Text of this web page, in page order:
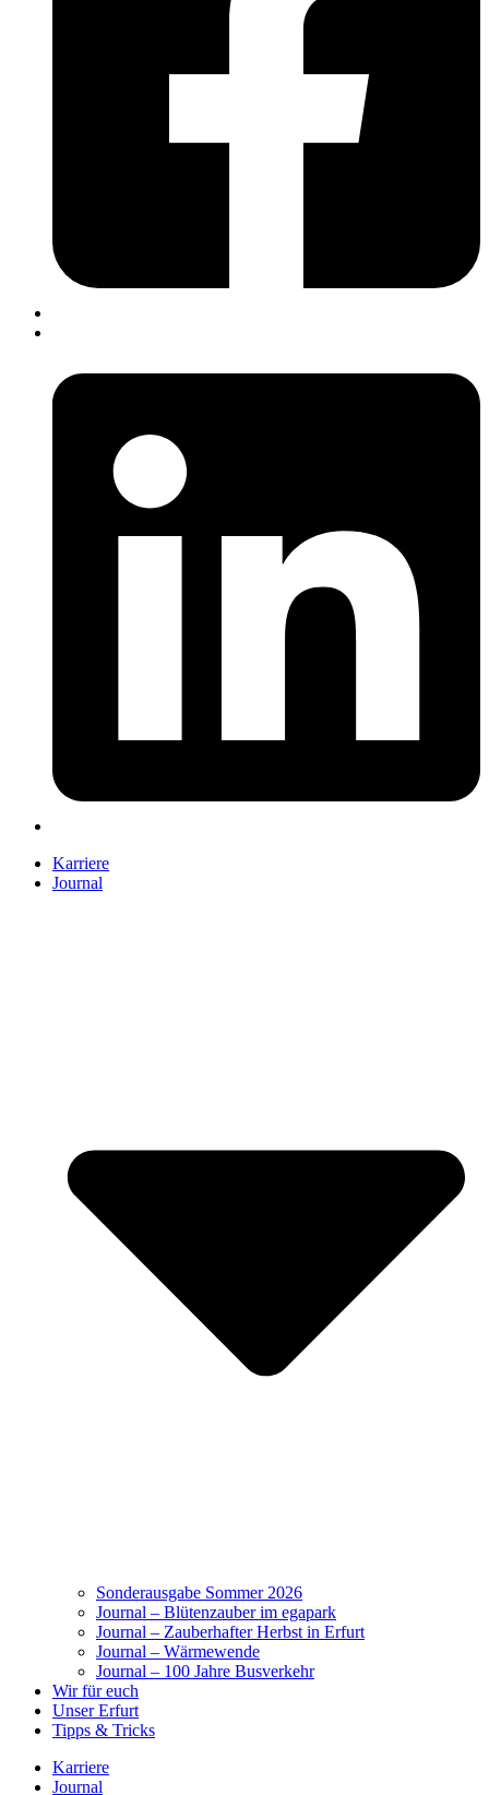
Karriere
Journal
Sonderausgabe Sommer 2026
Journal – Blütenzauber im egapark
Journal – Zauberhafter Herbst in Erfurt
Journal – Wärmewende
Journal – 100 Jahre Busverkehr
Wir für euch
Unser Erfurt
Tipps & Tricks
Karriere
Journal